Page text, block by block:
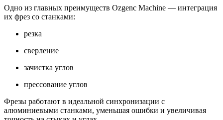
Одно из главных преимуществ Ozgenc Machine — интеграция
их фрез со станками:
резка
сверление
зачистка углов
прессование углов
Фрезы работают в идеальной синхронизации с
алюминиевыми станками, уменьшая ошибки и увеличивая